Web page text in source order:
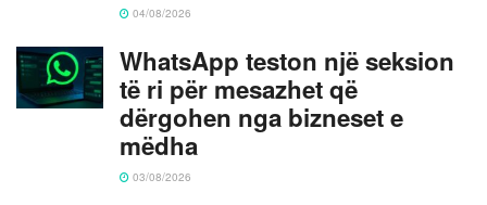
04/08/2026
WhatsApp teston një seksion
të ri për mesazhet që
dërgohen nga bizneset e
mëdha
03/08/2026